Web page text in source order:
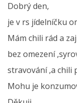
Dobrý den,
je v rs jídelníčku
Mám chili rád a
bez omezení
stravování ,a chili
Mohu je